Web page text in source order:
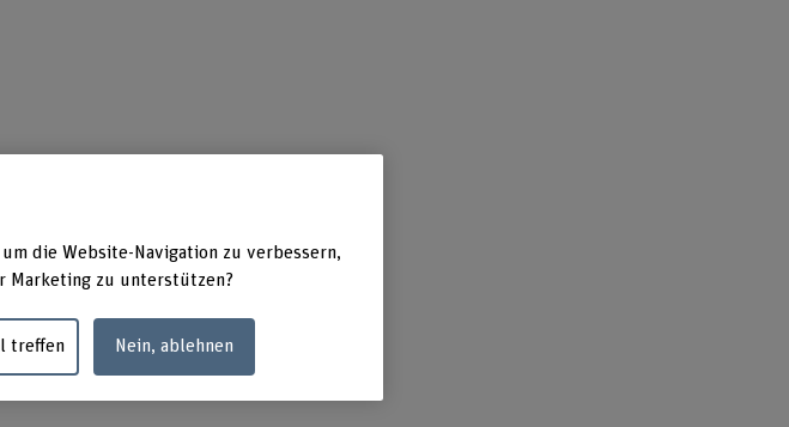
die Website-Navigation zu verbessern,
Marketing zu unterstützen?
treffen Nein, ablehnen